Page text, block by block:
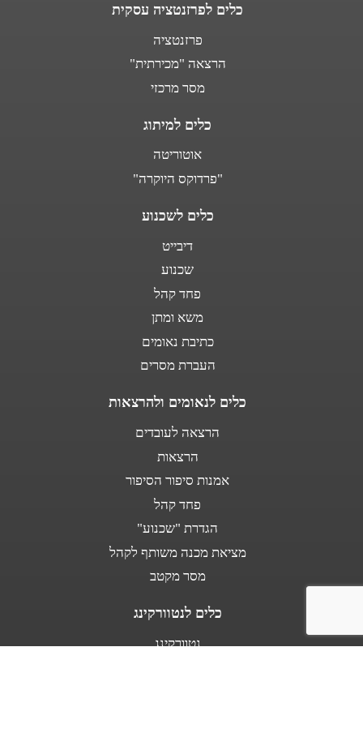
כלים לפרזנטציה עסקית
פרזנטציה
הרצאה "מכירתית"
מסר מרכזי
כלים למיתוג
אוטוריטה
"פרדוקס היוקרה"
כלים לשכנוע
דיבייט
שכנוע
פחד קהל
משא ומתן
כתיבת נאומים
העברת מסרים
כלים לנאומים ולהרצאות
הרצאה לעובדים
הרצאות
אמנות סיפור הסיפור
פחד קהל
הגדרת "שכנוע"
מציאת מכנה משותף לקהל
מסר מקטב
כלים לנטוורקינג
נטוורקינג